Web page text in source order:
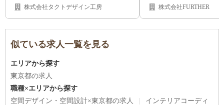
古屋市千種区）/ 大阪支店（心斎橋）/ 北
株式会社タクトデザイン工房
株式会社FURTHER
似ている求人一覧を見る
エリアから探す
東京都の求人
職種×エリアから探す
空間デザイン・空間設計×東京都の求人
インテリアコーディ